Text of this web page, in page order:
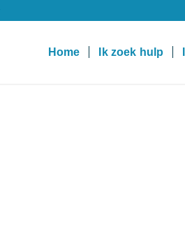
Home Ik zoek hulp